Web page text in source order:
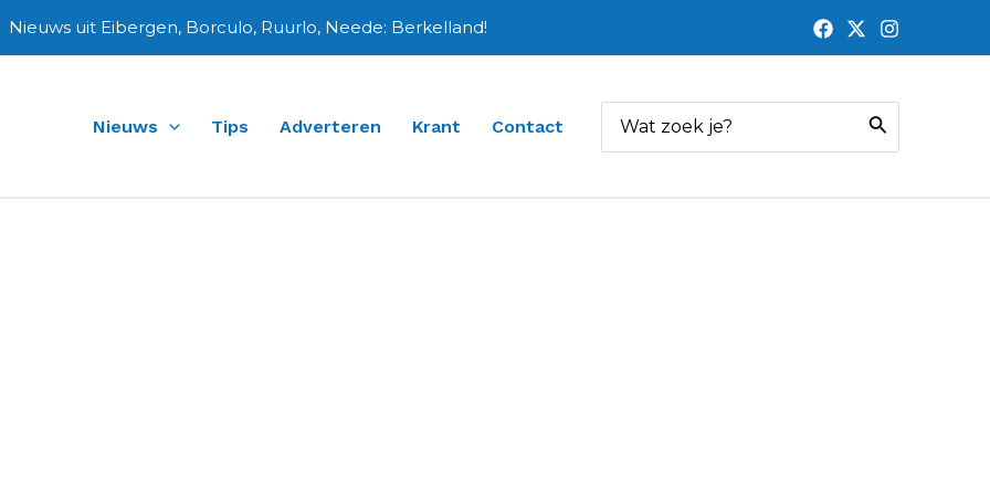
Nieuws uit Eibergen, Borculo, Ruurlo, Neede: Berkelland!
Nieuws Tips Adverteren Krant Contact
naar: